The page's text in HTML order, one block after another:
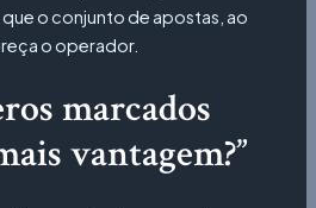
o conjunto de apostas, ao
o operador.
marcados
vantagem?”